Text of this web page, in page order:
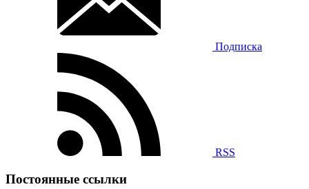
Подписка
RSS
Постоянные ссылки